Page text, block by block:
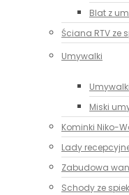
Blat z
Ściana RTV ze
Umywalki
Miski
Kominki Niko-
Lady
Zabudowa
Schody ze